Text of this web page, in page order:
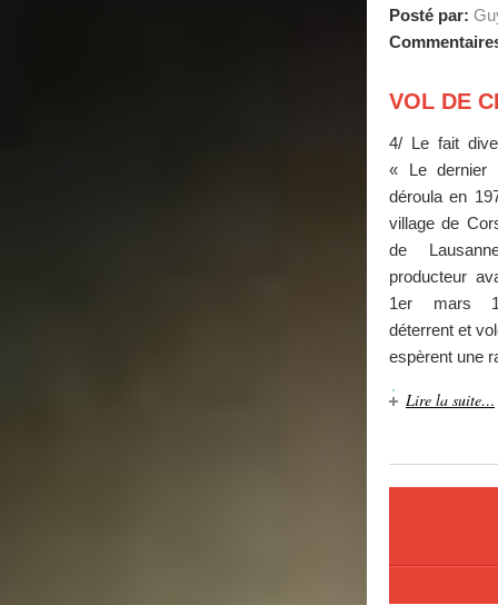
Posté par:
VOL DE
4/ Le fait
« Le dernier
déroula en
village de
de
producteur
1er mars
déterrent et
espèrent une
Lire la suite…